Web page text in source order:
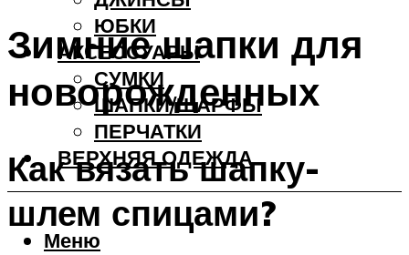
ЮБКИ
АКCЕССУАРЫ
СУМКИ
ШАПКИ/ШАРФЫ
ПЕРЧАТКИ
ВЕРХНЯЯ ОДЕЖДА
Меню
Зимние шапки для
новорожденных
Как вязать шапку-
шлем спицами?